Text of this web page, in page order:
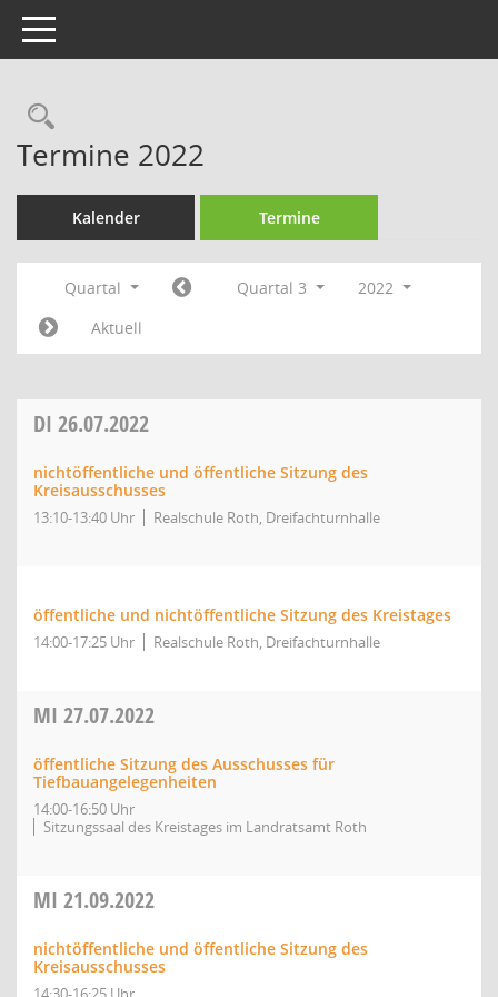
Toggle navigation
Rechercheauswahl
Termine 2022
Kalender Termine
Quartal Quartal 3
2022
Aktuell
DI 26.07.2022
nichtöffentliche und öffentliche Sitzung des
Kreisausschusses
13:10-13:40 Uhr Realschule Roth, Dreifachturnhalle
öffentliche und nichtöffentliche Sitzung des Kreistages
14:00-17:25 Uhr Realschule Roth, Dreifachturnhalle
MI 27.07.2022
öffentliche Sitzung des Ausschusses für
Tiefbauangelegenheiten
14:00-16:50 Uhr
Sitzungssaal des Kreistages im Landratsamt Roth
MI 21.09.2022
nichtöffentliche und öffentliche Sitzung des
Kreisausschusses